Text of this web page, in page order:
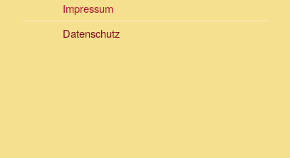
Impressum
Datenschutz